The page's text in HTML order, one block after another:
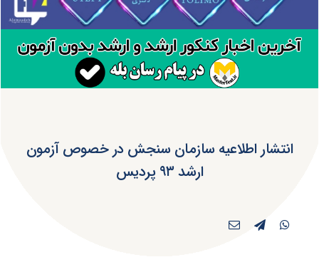
انتشار اطلاعیه سازمان سنجش در خصوص آزمون
ارشد ۹۳ پردیس